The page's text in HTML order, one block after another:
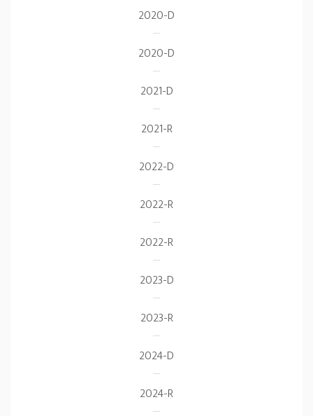
2020-D
2020-D
2021-D
2021-R
2022-D
2022-R
2022-R
2023-D
2023-R
2024-D
2024-R